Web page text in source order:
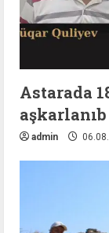
Astarada
aşkarlanıb
admin